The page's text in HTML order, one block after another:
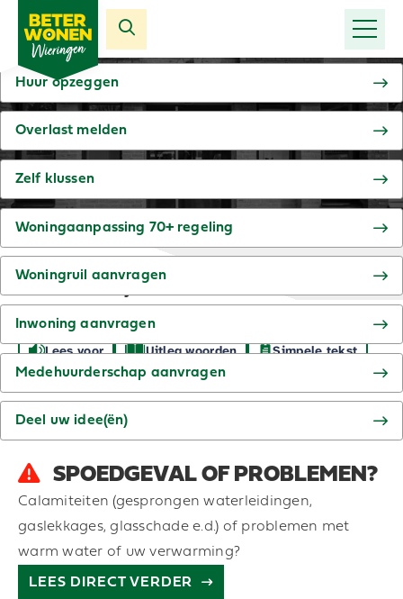
CONTACT
Home
SPECIFIEKE VRAAG?
Reparatie aanmelden
Huur opzeggen
Overlast melden
Zelf klussen
Woningaanpassing 70+ regeling
Woningruil aanvragen
Inwoning aanvragen
Medehuurderschap aanvragen
Deel uw idee(ën)
Lees voor Uitleg woorden Simpele tekst
SPOEDGEVAL OF PROBLEMEN?
Calamiteiten (gesprongen waterleidingen,
gaslekkages, glasschade e.d.) of problemen met
warm water of uw verwarming?
LEES DIRECT VERDER